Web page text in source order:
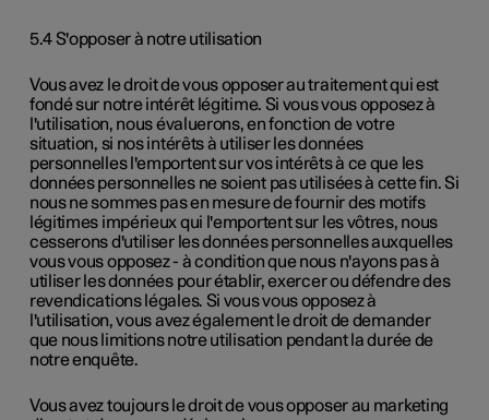
5.4 S'opposer à notre utilisation
Vous avez le droit de vous opposer au traitement qui est
fondé sur notre intérêt légitime. Si vous vous opposez à
l'utilisation, nous évaluerons, en fonction de votre
situation, si nos intérêts à utiliser les données
personnelles l'emportent sur vos intérêts à ce que les
données personnelles ne soient pas utilisées à cette fin. Si
nous ne sommes pas en mesure de fournir des motifs
légitimes impérieux qui l'emportent sur les vôtres, nous
cesserons d'utiliser les données personnelles auxquelles
vous vous opposez - à condition que nous n'ayons pas à
utiliser les données pour établir, exercer ou défendre des
revendications légales. Si vous vous opposez à
l'utilisation, vous avez également le droit de demander
que nous limitions notre utilisation pendant la durée de
notre enquête.
Vous avez toujours le droit de vous opposer au marketing